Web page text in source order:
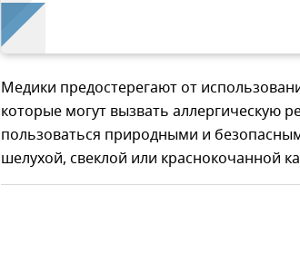
Медики предостерегают от
которые могут вызвать аллергическую
пользоваться природными и
шелухой, свеклой или краснокочанной